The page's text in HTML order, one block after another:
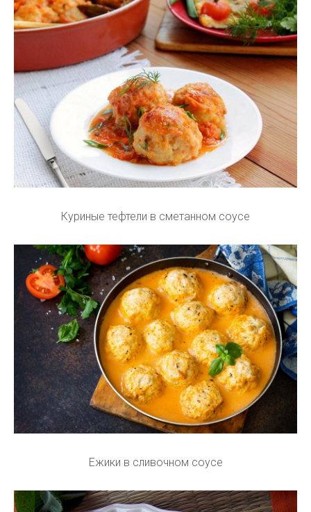
Куриные тефтели в сметанном соусе
Ежики в сливочном соусе